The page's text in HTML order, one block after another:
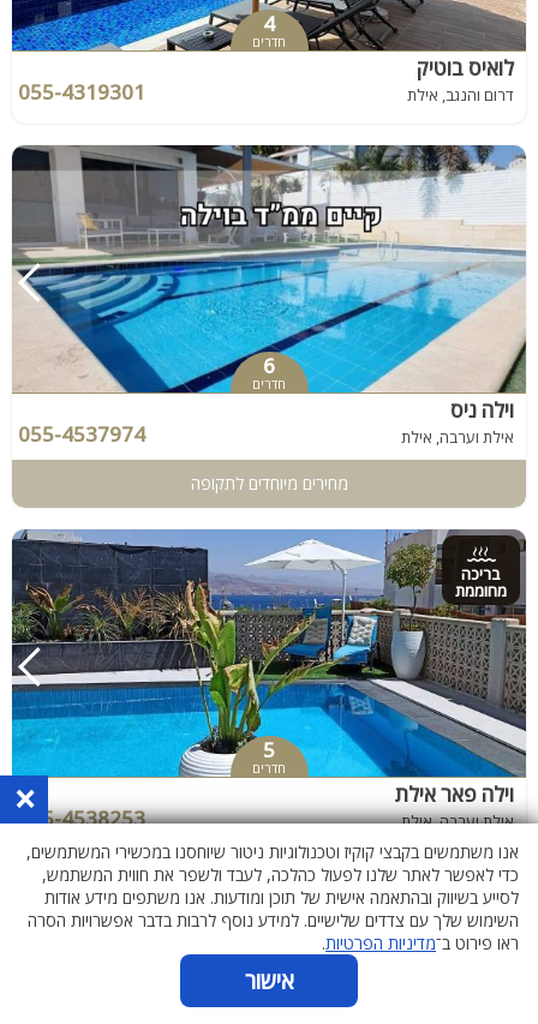
4
חדרים
לואיס בוטיק
דרום והנגב, אילת 055-4319301
6
חדרים
וילה ניס
אילת וערבה, אילת 055-4537974
מחירים מיוחדים לתקופה
בריכה
מחוממת
5
חדרים
וילה פאר אילת
אילת וערבה, אילת 055-4538253
בריכה
מחוממת
×
אנו משתמשים בקבצי קוקיז וטכנולוגיות ניטור שיוחסנו במכשירי המשתמשים,
כדי לאפשר לאתר שלנו לפעול כהלכה, לעבד ולשפר את חווית המשתמש,
לסייע בשיווק ובהתאמה אישית של תוכן ומודעות. אנו משתפים מידע אודות
השימוש שלך עם צדדים שלישיים. למידע נוסף לרבות בדבר אפשרויות הסרה
ראו פירוט ב־מדיניות הפרטיות.
אישור